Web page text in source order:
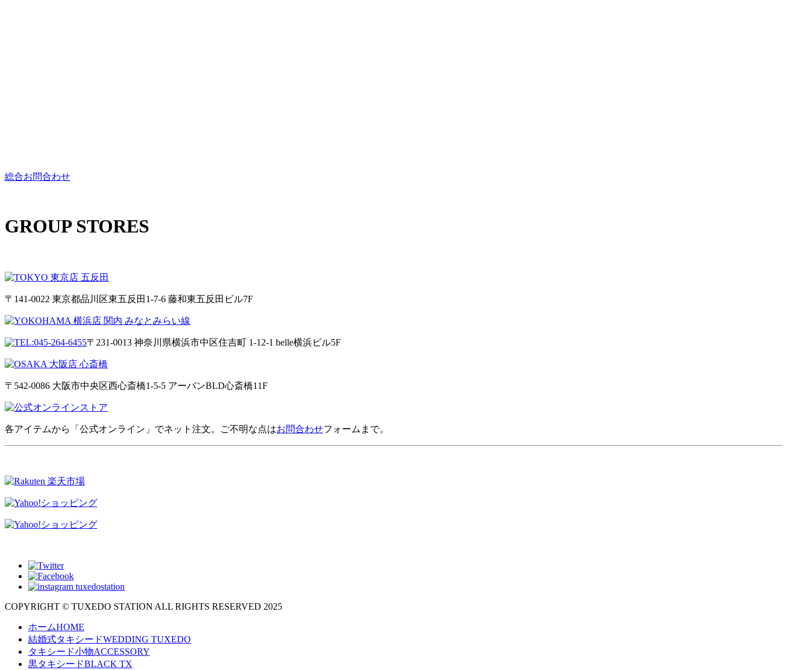
総合お問合わせ
GROUP STORES
〒141-0022 東京都品川区東五反田1-7-6 藤和東五反田ビル7F
〒231-0013 神奈川県横浜市中区住吉町 1-12-1 belle横浜ビル5F
〒542-0086 大阪市中央区西心斎橋1-5-5 アーバンBLD心斎橋11F
各アイテムから「公式オンライン」でネット注文。ご不明な点はお問合わせフォームまで。
COPYRIGHT © TUXEDO STATION ALL RIGHTS RESERVED 2025
ホームHOME
結婚式タキシードWEDDING TUXEDO
タキシード小物ACCESSORY
黒タキシードBLACK TX